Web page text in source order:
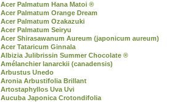
Acer Palmatum Hana Matoi ®
Acer Palmatum Orange Dream
Acer Palmatum Ozakazuki
Acer Palmatum Seiryu
Acer Shirasawanum Aureum (japonicum aureum)
Acer Tataricum Ginnala
Albizia Julibrissin Summer Chocolate ®
Amélanchier lanarckii (canadensis)
Arbustus Unedo
Aronia Arbustifolia Brillant
Artostaphyllos Uva Uvi
Aucuba Japonica Crotondifolia